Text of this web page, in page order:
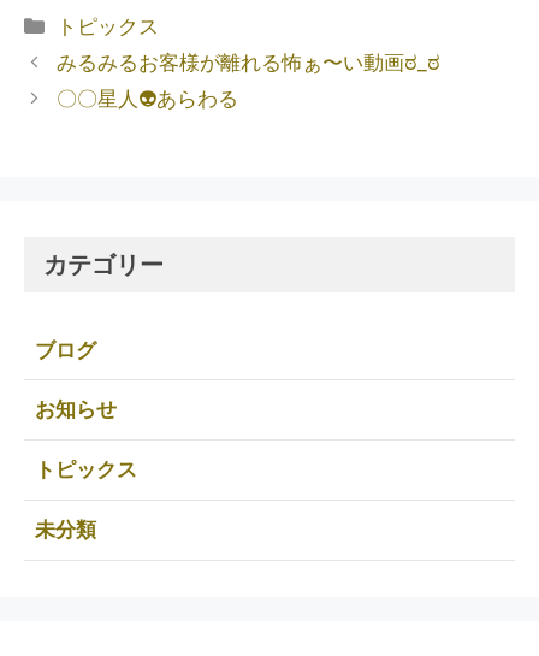
トピックス
みるみるお客様が離れる怖ぁ〜い動画ಠ_ಠ
〇〇星人👽あらわる
カテゴリー
ブログ
お知らせ
トピックス
未分類